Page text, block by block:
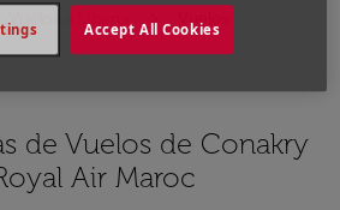
Vuelos a Liberia
Vuelos
de Vuelos de Conakry
Air Maroc
Accept All Cookies